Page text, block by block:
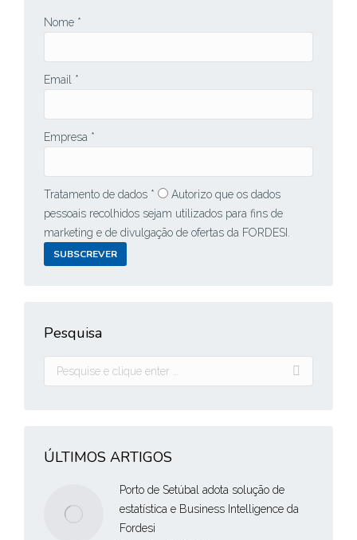
Nome *
Email *
Empresa *
Tratamento de dados *
Autorizo que os dados
pessoais recolhidos sejam utilizados para fins de
marketing e de divulgação de ofertas da FORDESI.
SUBSCREVER
Pesquisa
Pesquisar:
ÚLTIMOS ARTIGOS
Porto de Setúbal adota solução de
estatística e Business Intelligence da
Fordesi